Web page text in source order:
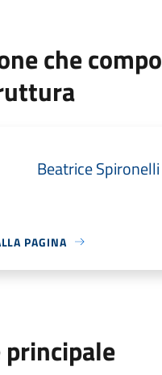
che
Beatrice Spironelli
PAGINA
principale